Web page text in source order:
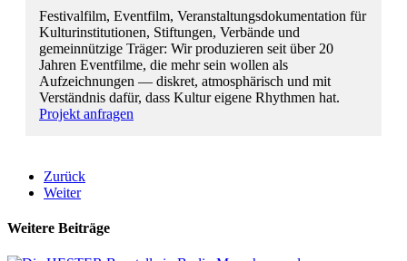
Festivalfilm, Eventfilm, Veranstaltungsdokumentation für
Kulturinstitutionen, Stiftungen, Verbände und
gemeinnützige Träger: Wir produzieren seit über 20
Jahren Eventfilme, die mehr sein wollen als
Aufzeichnungen — diskret, atmosphärisch und mit
Verständnis dafür, dass Kultur eigene Rhythmen hat.
Projekt anfragen
Zurück
Weiter
Weitere Beiträge